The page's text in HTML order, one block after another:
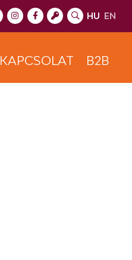
HU EN
KAPCSOLAT B2B